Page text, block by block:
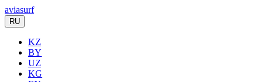
aviasurf
RU
KZ
BY
UZ
KG